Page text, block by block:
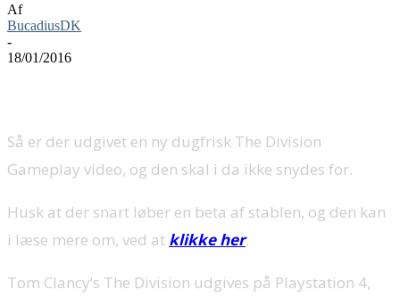
Af
BucadiusDK
-
18/01/2016
Så er der udgivet en ny dugfrisk The Division
Gameplay video, og den skal i da ikke snydes for.
Husk at der snart løber en beta af stablen, og den kan
i læse mere om, ved at klikke her.
Tom Clancy’s The Division udgives på Playstation 4,